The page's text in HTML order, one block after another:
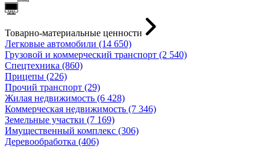
Товарно-материальные ценности
Легковые автомобили (14 650)
Грузовой и коммерческий транспорт (2 540)
Спецтехника (860)
Прицепы (226)
Прочий транспорт (29)
Жилая недвижимость (6 428)
Коммерческая недвижимость (7 346)
Земельные участки (7 169)
Имущественный комплекс (306)
Деревообработка (406)